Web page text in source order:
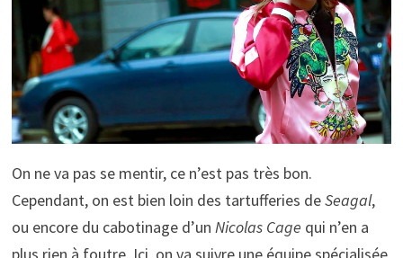
On ne va pas se mentir, ce n’est pas très bon.
Cependant, on est bien loin des tartufferies deSeagal,
ou encore du cabotinage d’un Nicolas Cage qui n’en a
plus rien à foutre. Ici, on va suivre une équipe spécialisée